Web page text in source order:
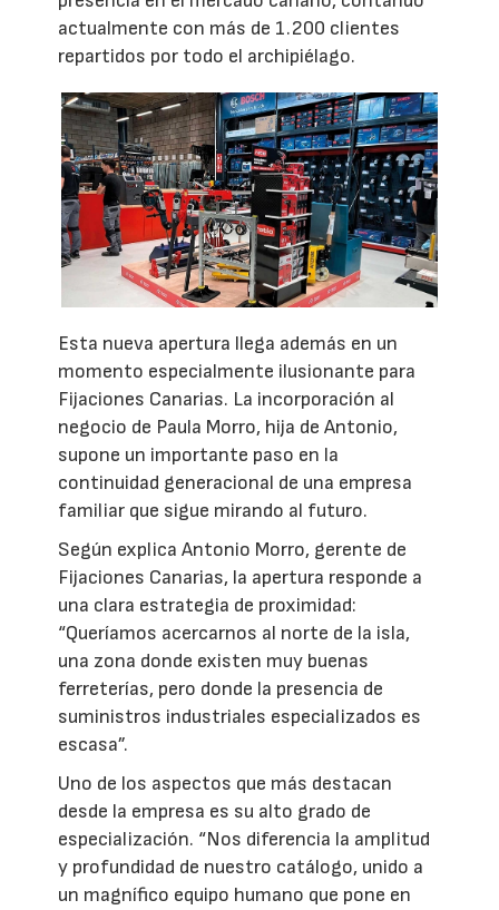
actualmente con más de 1.200 clientes
repartidos por todo el archipiélago.
Esta nueva apertura llega además en un
momento especialmente ilusionante para
Fijaciones Canarias. La incorporación al
negocio de Paula Morro, hija de Antonio,
supone un importante paso en la
continuidad generacional de una empresa
familiar que sigue mirando al futuro.
Según explica Antonio Morro, gerente de
Fijaciones Canarias, la apertura responde a
una clara estrategia de proximidad:
“Queríamos acercarnos al norte de la isla,
una zona donde existen muy buenas
ferreterías, pero donde la presencia de
suministros industriales especializados es
escasa”.
Uno de los aspectos que más destacan
desde la empresa es su alto grado de
especialización. “Nos diferencia la amplitud
y profundidad de nuestro catálogo, unido a
un magnífico equipo humano que pone en